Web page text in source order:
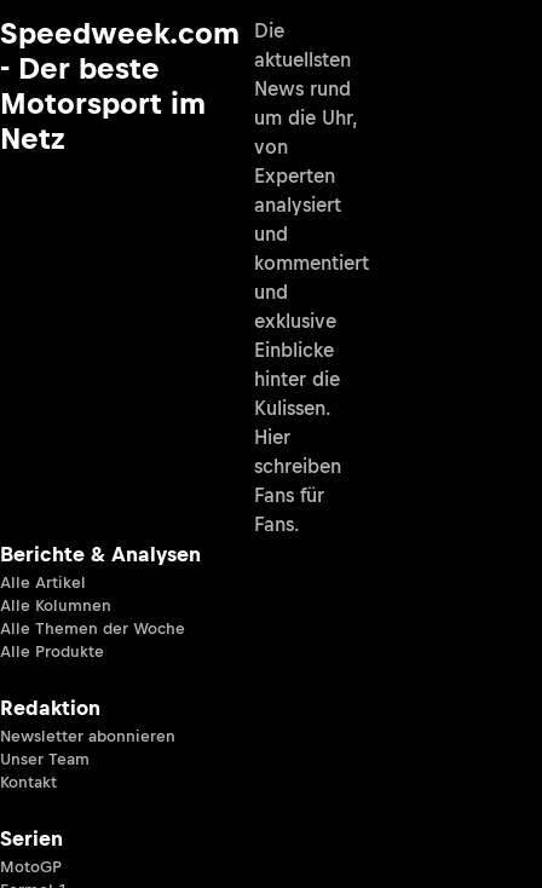
Speedweek.com
- Der beste
Motorsport im
Netz
Die
aktuellsten
News rund
um die Uhr,
von
Experten
analysiert
und
kommentiert
und
exklusive
Einblicke
hinter die
Kulissen.
Hier
schreiben
Fans für
Fans.
Berichte & Analysen
Alle Artikel
Alle Kolumnen
Alle Themen der Woche
Alle Produkte
Redaktion
Newsletter abonnieren
Unser Team
Kontakt
Serien
MotoGP